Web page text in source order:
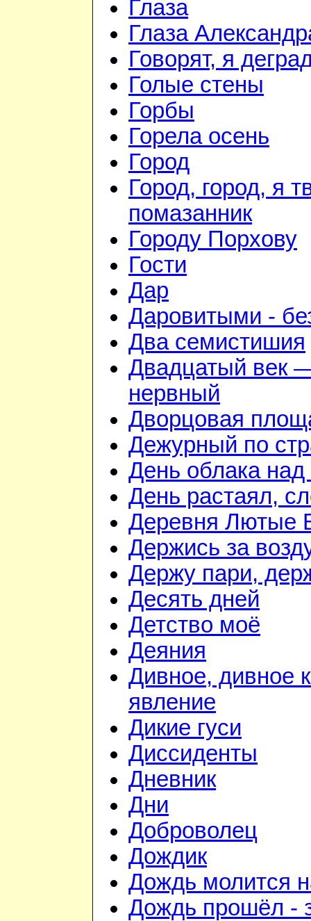
Глаза
Глаза
Говорят, я
Голые стены
Горбы
Горела осень
Город
Город, город, я
помазанник
Городу Порхову
Гости
Дар
Даровитыми -
Два семистишия
Двадцатый век
нервный
Дворцовая
Дежурный по
День облака
День растаял,
Деревня Лютые
Держись за
Держу пари,
Десять дней
Детство моё
Деяния
Дивное, дивное
явление
Дикие гуси
Диссиденты
Дневник
Дни
Доброволец
Дождик
Дождь молится
Дождь прошёл -